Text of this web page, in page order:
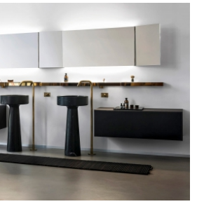
NOVINKY
NÁVRHY
REALIZACE
KONTAKTY